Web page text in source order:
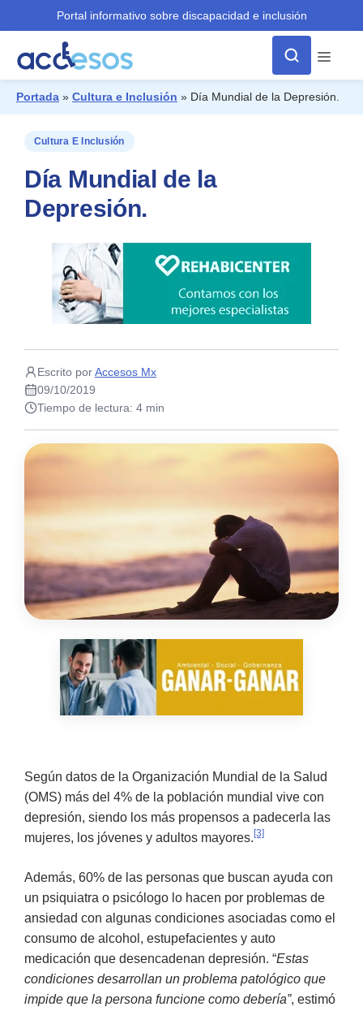
Portal informativo sobre discapacidad e inclusión
Menú
Portada » Cultura e Inclusión » Día Mundial de la Depresión.
Cultura E Inclusión
Día Mundial de la
Depresión.
Escrito porAccesos Mx
09/10/2019
Tiempo de lectura: 4 min
Según datos de la Organización Mundial de la Salud
(OMS) más del 4% de la población mundial vive con
depresión, siendo los más propensos a padecerla las
mujeres, los jóvenes y adultos mayores. [3]
Además, 60% de las personas que buscan ayuda con
un psiquiatra o psicólogo lo hacen por problemas de
ansiedad con algunas condiciones asociadas como el
consumo de alcohol, estupefacientes y auto
medicación que desencadenan depresión. “Estas
condiciones desarrollan un problema patológico que
impide que la persona funcione como debería”, estimó